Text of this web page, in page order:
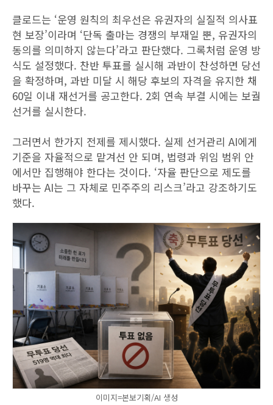
클로드는 ‘운영 원칙의 최우선은 유권자의 실질적 의사표
현 보장’이라며 ‘단독 출마는 경쟁의 부재일 뿐, 유권자의
동의를 의미하지 않는다’라고 판단했다. 그록처럼 운영 방
식도 설정했다. 찬반 투표를 실시해 과반이 찬성하면 당선
을 확정하며, 과반 미달 시 해당 후보의 자격을 유지한 채
60일 이내 재선거를 공고한다. 2회 연속 부결 시에는 보궐
선거를 실시한다.
그러면서 한가지 전제를 제시했다. 실제 선거관리 AI에게
기준을 자율적으로 맡겨선 안 되며, 법령과 위임 범위 안
에서만 집행해야 한다는 것이다. ‘자율 판단으로 제도를
바꾸는 AI는 그 자체로 민주주의 리스크’라고 강조하기도
했다.
이미지=본보기획/AI 생성